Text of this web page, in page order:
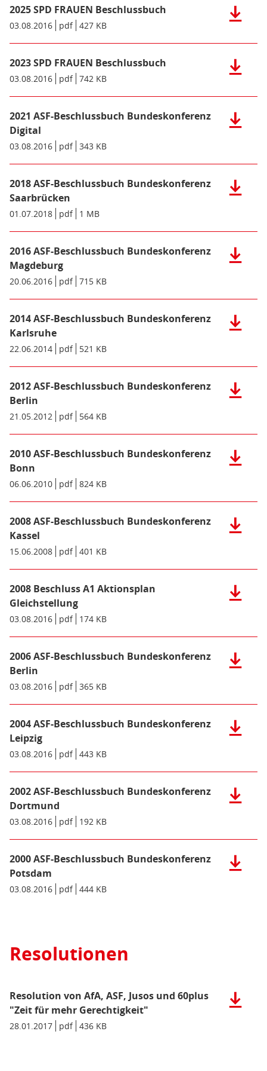
2025 SPD FRAUEN Beschlussbuch
Metadaten:
Datum/Gültigkeit:
03.08.2016 Dateiformat:
pdf Dateigröße:
427 KB
der
SPD
FRAUEN
427
KB)
2023 SPD FRAUEN Beschlussbuch
Metadaten:
Datum/Gültigkeit:
03.08.2016 Dateiformat:
pdf Dateigröße:
742 KB
der
SPD
FRAUEN
742
KB)
2021 ASF-Beschlussbuch Bundeskonferenz
Digital
Metadaten:
Datum/Gültigkeit:
03.08.2016 Dateiformat:
pdf Dateigröße:
343 KB
der
343
KB)
2018 ASF-Beschlussbuch Bundeskonferenz
Saarbrücken
Metadaten:
Datum/Gültigkeit:
01.07.2018 Dateiformat:
pdf Dateigröße:
1 MB
der
1
MB)
2016 ASF-Beschlussbuch Bundeskonferenz
Magdeburg
Metadaten:
Datum/Gültigkeit:
20.06.2016 Dateiformat:
pdf Dateigröße:
715 KB
der
715
KB)
2014 ASF-Beschlussbuch Bundeskonferenz
Karlsruhe
Metadaten:
Datum/Gültigkeit:
22.06.2014 Dateiformat:
pdf Dateigröße:
521 KB
der
521
KB)
2012 ASF-Beschlussbuch Bundeskonferenz
Berlin
Metadaten:
Datum/Gültigkeit:
21.05.2012 Dateiformat:
pdf Dateigröße:
564 KB
der
564
KB)
2010 ASF-Beschlussbuch Bundeskonferenz
Bonn
Metadaten:
Datum/Gültigkeit:
06.06.2010 Dateiformat:
pdf Dateigröße:
824 KB
der
824
KB)
2008 ASF-Beschlussbuch Bundeskonferenz
Kassel
Metadaten:
Datum/Gültigkeit:
15.06.2008 Dateiformat:
pdf Dateigröße:
401 KB
der
401
KB)
2008 Beschluss A1 Aktionsplan
Gleichstellung
Metadaten:
Datum/Gültigkeit:
03.08.2016 Dateiformat:
pdf Dateigröße:
174 KB
der
A1
174
KB)
2006 ASF-Beschlussbuch Bundeskonferenz
Berlin
Metadaten:
Datum/Gültigkeit:
03.08.2016 Dateiformat:
pdf Dateigröße:
365 KB
der
365
KB)
2004 ASF-Beschlussbuch Bundeskonferenz
Leipzig
Metadaten:
Datum/Gültigkeit:
03.08.2016 Dateiformat:
pdf Dateigröße:
443 KB
der
443
KB)
2002 ASF-Beschlussbuch Bundeskonferenz
Dortmund
Metadaten:
Datum/Gültigkeit:
03.08.2016 Dateiformat:
pdf Dateigröße:
192 KB
der
2000 ASF-Beschlussbuch Bundeskonferenz
Potsdam
Metadaten:
Datum/Gültigkeit:
03.08.2016 Dateiformat:
pdf Dateigröße:
444 KB
der
KB)
Resolutionen
Resolution von AfA, ASF, Jusos und 60plus
"Zeit für mehr Gerechtigkeit"
Metadaten:
Datum/Gültigkeit:
28.01.2017 Dateiformat:
pdf Dateigröße:
436 KB
der